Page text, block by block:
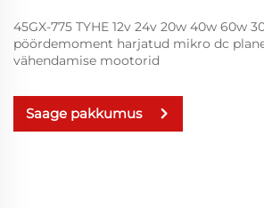
45GX-775 TYHE 12v 24v 20w 40w 60w
pöördemoment harjatud mikro dc
vähendamise mootorid
Saage pakkumus